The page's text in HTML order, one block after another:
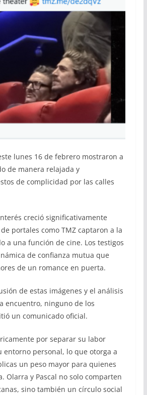
lunes 16 de febrero mostraron a
de manera relajada y
de complicidad por las calles
creció significativamente
portales como TMZ captaron a la
a una función de cine. Los testigos
de confianza mutua que
de un romance en puerta.
de estas imágenes y el análisis
encuentro, ninguno de los
un comunicado oficial.
por separar su labor
entorno personal, lo que otorga a
un peso mayor para quienes
Olarra y Pascal no solo comparten
sino también un círculo social